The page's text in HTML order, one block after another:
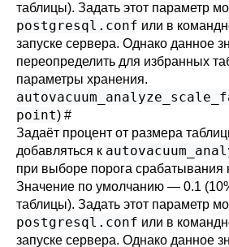
таблицы). Задать этот параметр
postgresql.conf или в
запуске сервера. Однако данное
переопределить для избранных
параметры хранения.
point) #
Задаёт процент от размера
добавляться к
при выборе порога срабатывания
Значение по умолчанию — 0.1
таблицы). Задать этот параметр
postgresql.conf или в
запуске сервера. Однако данное